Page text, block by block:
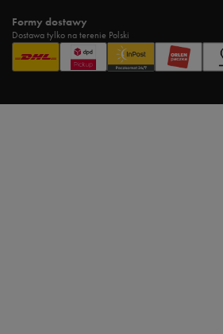
Formy dostawy
Dostawa tylko na terenie Polski